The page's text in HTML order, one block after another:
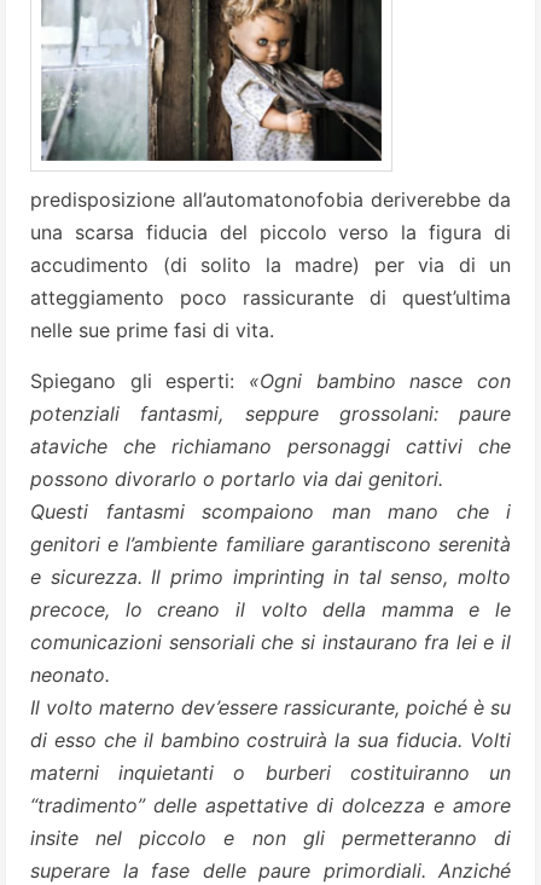
predisposizione all’automatonofobia deriverebbe da
una scarsa fiducia del piccolo verso la figura di
accudimento (di solito la madre) per via di un
atteggiamento poco rassicurante di quest’ultima
nelle sue prime fasi di vita.
Spiegano gli esperti: «Ogni bambino nasce con
potenziali fantasmi, seppure grossolani: paure
ataviche che richiamano personaggi cattivi che
possono divorarlo o portarlo via dai genitori.
Questi fantasmi scompaiono man mano che i
genitori e l’ambiente familiare garantiscono serenità
e sicurezza. Il primo imprinting in tal senso, molto
precoce, lo creano il volto della mamma e le
comunicazioni sensoriali che si instaurano fra lei e il
neonato.
Il volto materno dev’essere rassicurante, poiché è su
di esso che il bambino costruirà la sua fiducia. Volti
materni inquietanti o burberi costituiranno un
“tradimento” delle aspettative di dolcezza e amore
insite nel piccolo e non gli permetteranno di
superare la fase delle paure primordiali. Anziché